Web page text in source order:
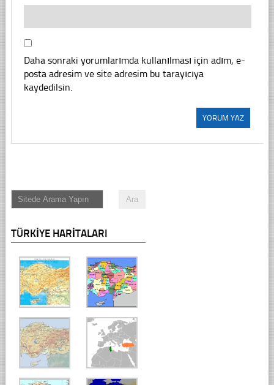
Daha sonraki yorumlarımda kullanılması için adım, e-
posta adresim ve site adresim bu tarayıcıya
kaydedilsin.
TÜRKIYE HARITALARI